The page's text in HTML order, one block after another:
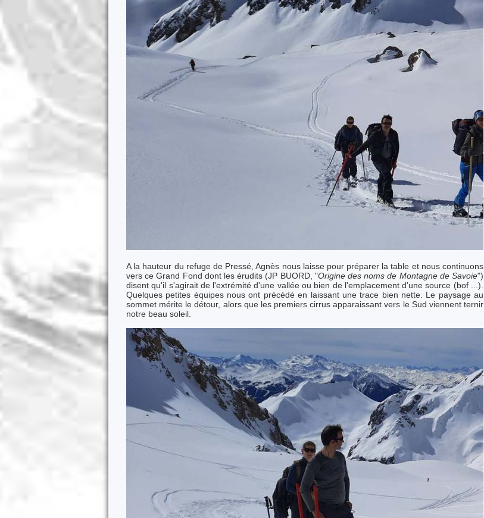
A la hauteur du refuge de Pressé, Agnès nous laisse pour préparer la table et nous continuons
vers ce Grand Fond dont les érudits (JP BUORD, "Origine des noms de Montagne de Savoie")
disent qu'il s'agirait de l'extrémité d'une vallée ou bien de l'emplacement d'une source (bof ...).
Quelques petites équipes nous ont précédé en laissant une trace bien nette. Le paysage au
sommet mérite le détour, alors que les premiers cirrus apparaissant vers le Sud viennent ternir
notre beau soleil.